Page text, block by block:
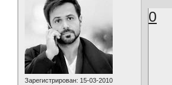
Зарегистрирован: 15-03-2010
0